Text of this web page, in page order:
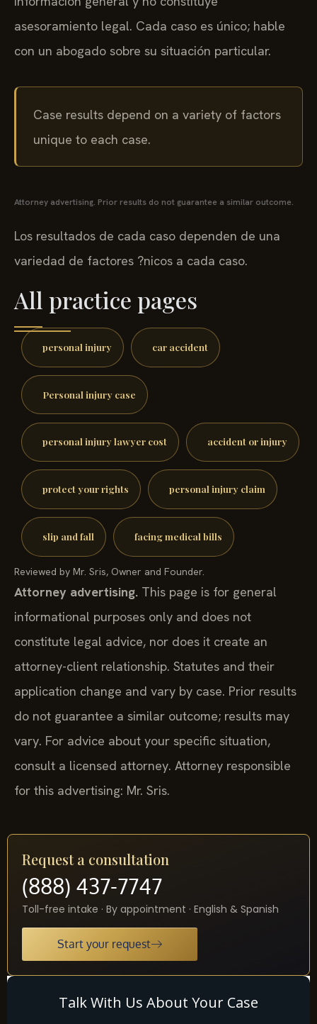
asesoramiento legal. Cada caso es único; hable
con un abogado sobre su situación particular.
Case results depend on a variety of factors
unique to each case.
Attorney advertising. Prior results do not guarantee a similar outcome.
Los resultados de cada caso dependen de una
variedad de factores ?nicos a cada caso.
All practice pages
personal injury car accident
Personal injury case
personal injury lawyer cost accident or injury
protect your rights personal injury claim
slip and fall facing medical bills
Reviewed by Mr. Sris, Owner and Founder.
Attorney advertising. This page is for general
informational purposes only and does not
constitute legal advice, nor does it create an
attorney-client relationship. Statutes and their
application change and vary by case. Prior results
do not guarantee a similar outcome; results may
vary. For advice about your specific situation,
consult a licensed attorney. Attorney responsible
for this advertising: Mr. Sris.
Request a consultation
(888) 437-7747
Toll-free intake · By appointment · English & Spanish
Start your request